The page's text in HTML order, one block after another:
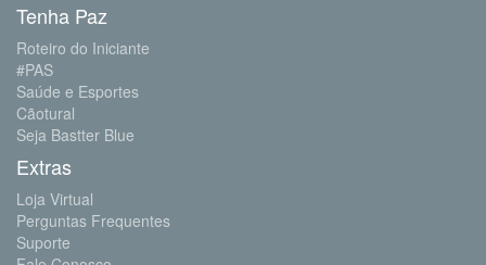
Tenha Paz
Roteiro do Iniciante
#PAS
Saúde e Esportes
Cãotural
Seja Bastter Blue
Extras
Loja Virtual
Perguntas Frequentes
Suporte